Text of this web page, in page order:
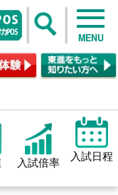
MENU
入試倍率 入試日程